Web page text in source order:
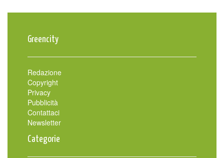
Greencity
Redazione
Copyright
Privacy
Pubblicità
Contattaci
Newsletter
Categorie